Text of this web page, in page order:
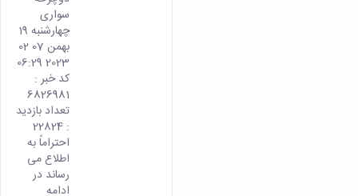
سواری
چهارشنبه 19
بهمن 07 02
2023 06:29
کد خبر :
6826981
تعداد بازدید
: 22824
احتراماً به
اطلاع می
رساند در
ادامه